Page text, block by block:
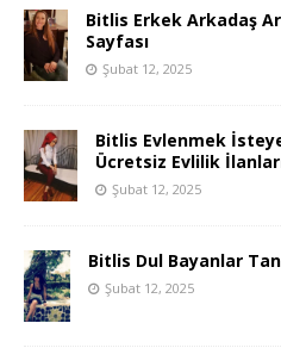
Bitlis Erkek Arkadaş
Sayfası
Şubat 12, 2025
Bitlis Evlenmek
Ücretsiz Evlilik
Şubat 12, 2025
Bitlis Dul Bayanlar
Şubat 12, 2025